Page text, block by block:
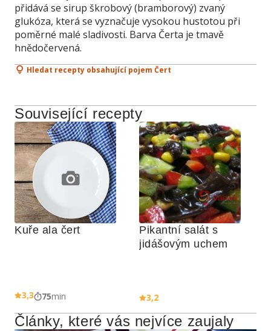
přidává se sirup škrobový (bramborový) zvaný
glukóza, která se vyznačuje vysokou hustotou při
poměrné malé sladivosti. Barva Čerta je tmavě
hnědočervená.
Hledat recepty obsahující pojem Čert
Související recepty
Kuře ala čert
3,3 75min
Pikantní salát s
jidášovým uchem
3,2
Články, které vás nejvíce zaujaly